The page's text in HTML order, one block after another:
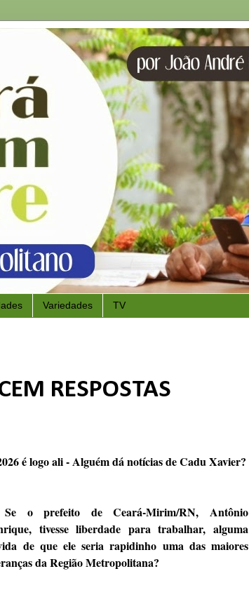
Variedades TV
RESPOSTAS
é logo ali - Alguém dá notícias de Cadu Xavier?
Se o prefeito de Ceará-Mirim/RN, Antônio
tivesse liberdade para trabalhar, alguma
de que ele seria rapidinho uma das maiores
da Região Metropolitana?